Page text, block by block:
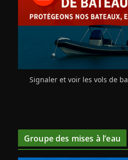
Signaler et voir les vols de
Groupe des mises à l’eau